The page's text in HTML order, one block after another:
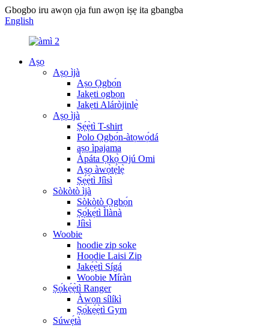
Gbogbo iru awọn ọja fun awọn iṣẹ ita gbangba
English
Aṣọ
Aṣọ ìjà
Aṣọ Ọgbọ́n
Jakẹti ọgbọn
Jakẹti Aláròjinlẹ̀
Aṣọ ìjà
Ṣẹ́ẹ̀tì T-shirt
Polo Ọgbọ́n-àtọwọ́dá
aṣọ ìpajama
Àpáta Ọkọ̀ Ojú Omi
Aṣọ àwọ̀tẹ́lẹ̀
Ṣẹ́ẹ̀tì Jíìsì
Sòkòtò ìjà
Sòkòtò Ọgbọ́n
Ṣọ́kẹ́tì Ìlànà
Jíìsì
Woobie
hoodie zip soke
Hoodie Laisi Zip
Jakẹ́ẹ̀tì Sígá
Woobie Míràn
Ṣọ́kẹ́ẹ̀tì Ranger
Àwọn sílíkì
Ṣọ́kẹ́ẹ̀tì Gym
Súwẹ́tà